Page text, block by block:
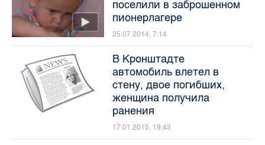
поселили в заброшенном
пионерлагере
25.07.2014, 7:14
В Кронштадте
автомобиль влетел в
стену, двое погибших,
женщина получила
ранения
17.01.2015, 19:43